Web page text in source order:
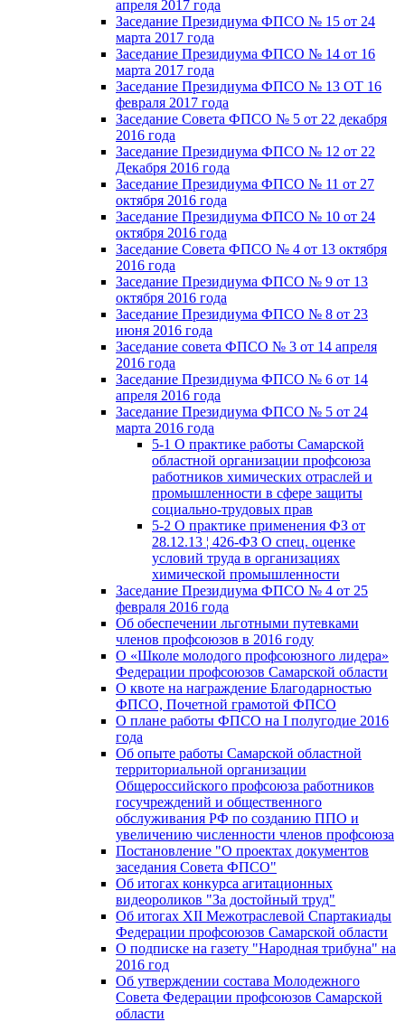
апреля 2017 года
Заседание Президиума ФПСО № 15 от 24
марта 2017 года
Заседание Президиума ФПСО № 14 от 16
марта 2017 года
Заседание Президиума ФПСО № 13 ОТ 16
февраля 2017 года
Заседание Совета ФПСО № 5 от 22 декабря
2016 года
Заседание Президиума ФПСО № 12 от 22
Декабря 2016 года
Заседание Президиума ФПСО № 11 от 27
октября 2016 года
Заседание Президиума ФПСО № 10 от 24
октября 2016 года
Заседание Совета ФПСО № 4 от 13 октября
2016 года
Заседание Президиума ФПСО № 9 от 13
октября 2016 года
Заседание Президиума ФПСО № 8 от 23
июня 2016 года
Заседание совета ФПСО № 3 от 14 апреля
2016 года
Заседание Президиума ФПСО № 6 от 14
апреля 2016 года
Заседание Президиума ФПСО № 5 от 24
марта 2016 года
5-1 О практике работы Самарской
областной организации профсоюза
работников химических отраслей и
промышленности в сфере защиты
социально-трудовых прав
5-2 О практике применения ФЗ от
28.12.13 ¦ 426-ФЗ О спец. оценке
условий труда в организациях
химической промышленности
Заседание Президиума ФПСО № 4 от 25
февраля 2016 года
Об обеспечении льготными путевками
членов профсоюзов в 2016 году
О «Школе молодого профсоюзного лидера»
Федерации профсоюзов Самарской области
О квоте на награждение Благодарностью
ФПСО, Почетной грамотой ФПСО
О плане работы ФПСО на I полугодие 2016
года
Об опыте работы Самарской областной
территориальной организации
Общероссийского профсоюза работников
госучреждений и общественного
обслуживания РФ по созданию ППО и
увеличению численности членов профсоюза
Постановление "О проектах документов
заседания Совета ФПСО"
Об итогах конкурса агитационных
видеороликов "За достойный труд"
Об итогах XII Межотраслевой Спартакиады
Федерации профсоюзов Самарской области
О подписке на газету "Народная трибуна" на
2016 год
Об утверждении состава Молодежного
Совета Федерации профсоюзов Самарской
области